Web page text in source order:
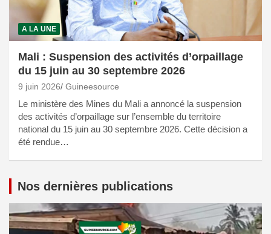
A LA UNE
Mali : Suspension des activités d’orpaillage
du 15 juin au 30 septembre 2026
9 juin 2026 Guineesource
Le ministère des Mines du Mali a annoncé la suspension
des activités d’orpaillage sur l’ensemble du territoire
national du 15 juin au 30 septembre 2026. Cette décision a
été rendue…
Nos dernières publications